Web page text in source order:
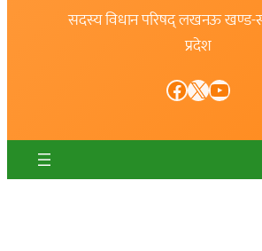
सदस्य विधान परिषद् लखनऊ खण्ड-
प्रदेश
Facebook X YouTube